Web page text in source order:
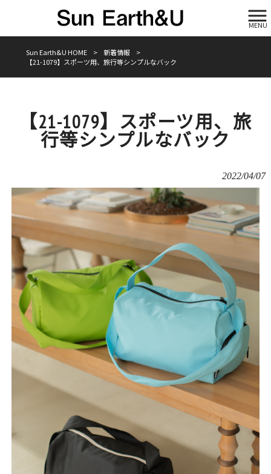
MENU
Sun Earth&U HOME > 新着情報
>
【21-1079】スポーツ用、旅行等シンプルなバック
【21-1079】スポーツ用、旅
行等シンプルなバック
2022/04/07